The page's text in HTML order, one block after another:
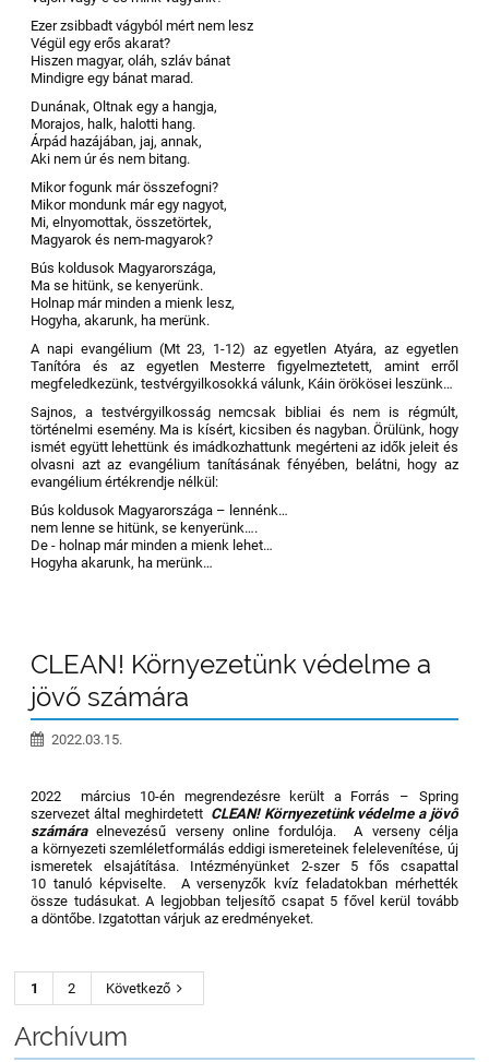
Ezer zsibbadt vágyból mért nem lesz
Végül egy erős akarat?
Hiszen magyar, oláh, szláv bánat
Mindigre egy bánat marad.
Dunának, Oltnak egy a hangja,
Morajos, halk, halotti hang.
Árpád hazájában, jaj, annak,
Aki nem úr és nem bitang.
Mikor fogunk már összefogni?
Mikor mondunk már egy nagyot,
Mi, elnyomottak, összetörtek,
Magyarok és nem-magyarok?
Bús koldusok Magyarországa,
Ma se hitünk, se kenyerünk.
Holnap már minden a mienk lesz,
Hogyha, akarunk, ha merünk.
A napi evangélium (Mt 23, 1-12) az egyetlen Atyára, az egyetlen
Tanítóra és az egyetlen Mesterre figyelmeztetett, amint erről
megfeledkezünk, testvérgyilkosokká válunk, Káin örökösei leszünk…
Sajnos, a testvérgyilkosság nemcsak bibliai és nem is régmúlt,
történelmi esemény. Ma is kísért, kicsiben és nagyban. Örülünk, hogy
ismét együtt lehettünk és imádkozhattunk megérteni az idők jeleit és
olvasni azt az evangélium tanításának fényében, belátni, hogy az
evangélium értékrendje nélkül:
Bús koldusok Magyarországa – lennénk…
nem lenne se hitünk, se kenyerünk….
De - holnap már minden a mienk lehet…
Hogyha akarunk, ha merünk…
CLEAN! Környezetünk védelme a
jövő számára
2022.03.15.
2022 március 10-én megrendezésre került a Forrás – Spring
szervezet által meghirdetett CLEAN! Környezetünk védelme a jövő
számáraelnevezésű verseny online fordulója. A verseny célja
a környezeti szemléletformálás eddigi ismereteinek felelevenítése, új
ismeretek elsajátítása. Intézményünket 2-szer 5 fős csapattal
10 tanuló képviselte. A versenyzők kvíz feladatokban mérhették
össze tudásukat. A legjobban teljesítő csapat 5 fővel kerül tovább
a döntőbe. Izgatottan várjuk az eredményeket.
1 2 Következő
Archívum